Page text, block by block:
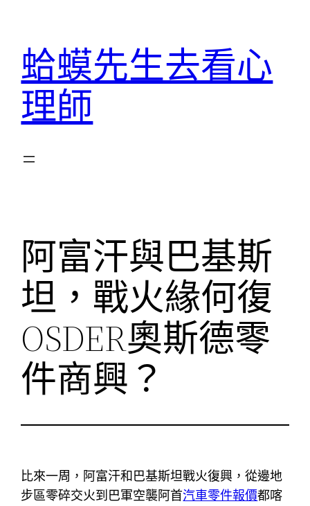
蛤蟆先生去看心
理師
阿富汗與巴基斯
坦，戰火緣何復
OSDER奧斯德零
件商興？
比來一周，阿富汗和巴基斯坦戰火復興，從邊地
步區零碎交火到巴軍空襲阿首汽車零件報價都喀